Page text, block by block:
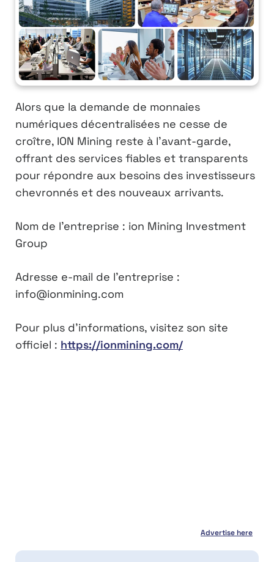
Alors que la demande de monnaies
numériques décentralisées ne cesse de
croître, ION Mining reste à l’avant-garde,
offrant des services fiables et transparents
pour répondre aux besoins des investisseurs
chevronnés et des nouveaux arrivants.
Nom de l’entreprise : ion Mining Investment
Group
Adresse e-mail de l’entreprise :
info@ionmining.com
Pour plus d’informations, visitez son site
officiel : https://ionmining.com/
Advertise here